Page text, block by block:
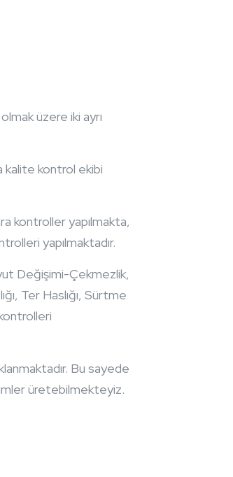
üzere iki ayrı
kontrol ekibi
kontroller yapılmakta,
yapılmaktadır.
Değişimi-Çekmezlik,
Ter Haslığı, Sürtme
Bu sayede
üretebilmekteyiz.